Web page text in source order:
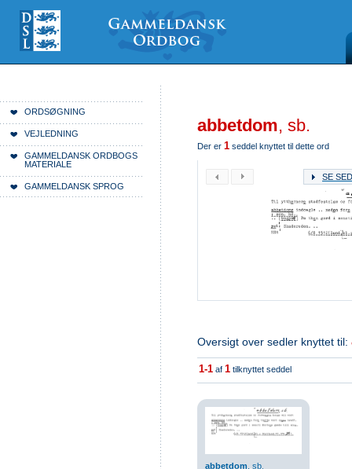
indhold
Videre
værktøjer
ORDSØGNING
VEJLEDNING
GAMMELDANSK ORDBOGS
MATERIALE
GAMMELDANSK SPROG
abbetdom, sb.
Der er 1 seddel knyttet til dette ord
SE
Oversigt over sedler knyttet til:
1-1 af 1 tilknyttet seddel
abbetdom , sb.